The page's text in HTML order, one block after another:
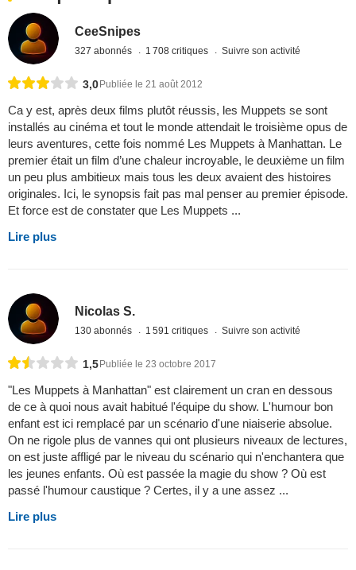
CeeSnipes
327 abonnés 1 708 critiques Suivre son activité
3,0Publiée le 21 août 2012
Ca y est, après deux films plutôt réussis, les Muppets se sont
installés au cinéma et tout le monde attendait le troisième opus de
leurs aventures, cette fois nommé Les Muppets à Manhattan. Le
premier était un film d’une chaleur incroyable, le deuxième un film
un peu plus ambitieux mais tous les deux avaient des histoires
originales. Ici, le synopsis fait pas mal penser au premier épisode.
Et force est de constater que Les Muppets ...
Lire plus
Nicolas S.
130 abonnés 1 591 critiques Suivre son activité
1,5Publiée le 23 octobre 2017
"Les Muppets à Manhattan" est clairement un cran en dessous
de ce à quoi nous avait habitué l'équipe du show. L'humour bon
enfant est ici remplacé par un scénario d'une niaiserie absolue.
On ne rigole plus de vannes qui ont plusieurs niveaux de lectures,
on est juste affligé par le niveau du scénario qui n'enchantera que
les jeunes enfants. Où est passée la magie du show ? Où est
passé l'humour caustique ? Certes, il y a une assez ...
Lire plus